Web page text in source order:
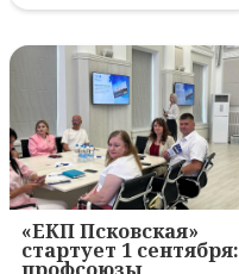
«ЕКП Псковская»
стартует 1 сентября: